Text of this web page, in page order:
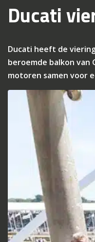
Ducati
Ducati heeft de
beroemde balkon van
motoren samen voor